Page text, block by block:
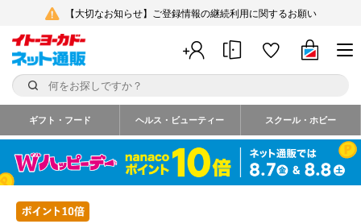
【大切なお知らせ】ご登録情報の継続利用に関するお願い
ギフト・フード ヘルス・ビューティー スクール・ホビー